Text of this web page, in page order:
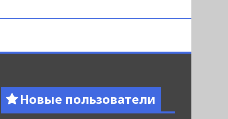
Новые пользователи